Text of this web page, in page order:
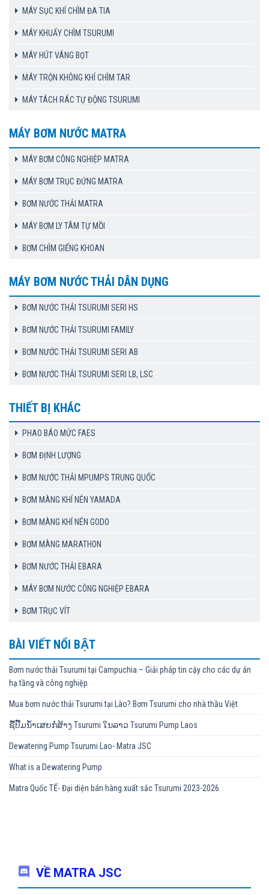
MÁY SỤC KHÍ CHÌM ĐA TIA
MÁY KHUẤY CHÌM TSURUMI
MÁY HÚT VÁNG BỌT
MÁY TRỘN KHÔNG KHÍ CHÌM TAR
MÁY TÁCH RÁC TỰ ĐỘNG TSURUMI
MÁY BƠM NƯỚC MATRA
MÁY BƠM CÔNG NGHIỆP MATRA
MÁY BƠM TRỤC ĐỨNG MATRA
BƠM NƯỚC THẢI MATRA
MÁY BƠM LY TÂM TỰ MỒI
BƠM CHÌM GIẾNG KHOAN
MÁY BƠM NƯỚC THẢI DÂN DỤNG
BƠM NƯỚC THẢI TSURUMI SERI HS
BƠM NƯỚC THẢI TSURUMI FAMILY
BƠM NƯỚC THẢI TSURUMI SERI AB
BƠM NƯỚC THẢI TSURUMI SERI LB, LSC
THIẾT BỊ KHÁC
PHAO BÁO MỨC FAES
BƠM ĐỊNH LƯỢNG
BƠM NƯỚC THẢI MPUMPS TRUNG QUỐC
BƠM MÀNG KHÍ NÉN YAMADA
BƠM MÀNG KHÍ NÉN GODO
BƠM MÀNG MARATHON
BƠM NƯỚC THẢI EBARA
MÁY BƠM NƯỚC CÔNG NGHIỆP EBARA
BƠM TRỤC VÍT
BÀI VIẾT NỔI BẬT
Bơm nước thải Tsurumi tại Campuchia – Giải pháp tin cậy cho các dự án
hạ tầng và công nghiệp
Mua bơm nước thải Tsurumi tại Lào? Bơm Tsurumi cho nhà thầu Việt
ຊື້ປັ໊ມນ້ຳເສຍກໍ່ສ້າງ Tsurumi ໃນລາວ Tsurumi Pump Laos
Dewatering Pump Tsurumi Lao- Matra JSC
What is a Dewatering Pump
Matra Quốc TẾ- Đại diện bán hàng xuất sắc Tsurumi 2023-2026
VỀ MATRA JSC